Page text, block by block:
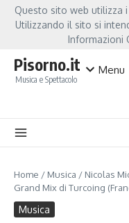
Salta al contenuto
Hot News
Fiorella Mannoia, a
Pisorno.it
Musica e Spettacolo
Menu
Home / Musica / Nicolas
Grand Mix di Turcoing
Musica
Questo sito web utilizza
Utilizzando il sito si
Informazioni